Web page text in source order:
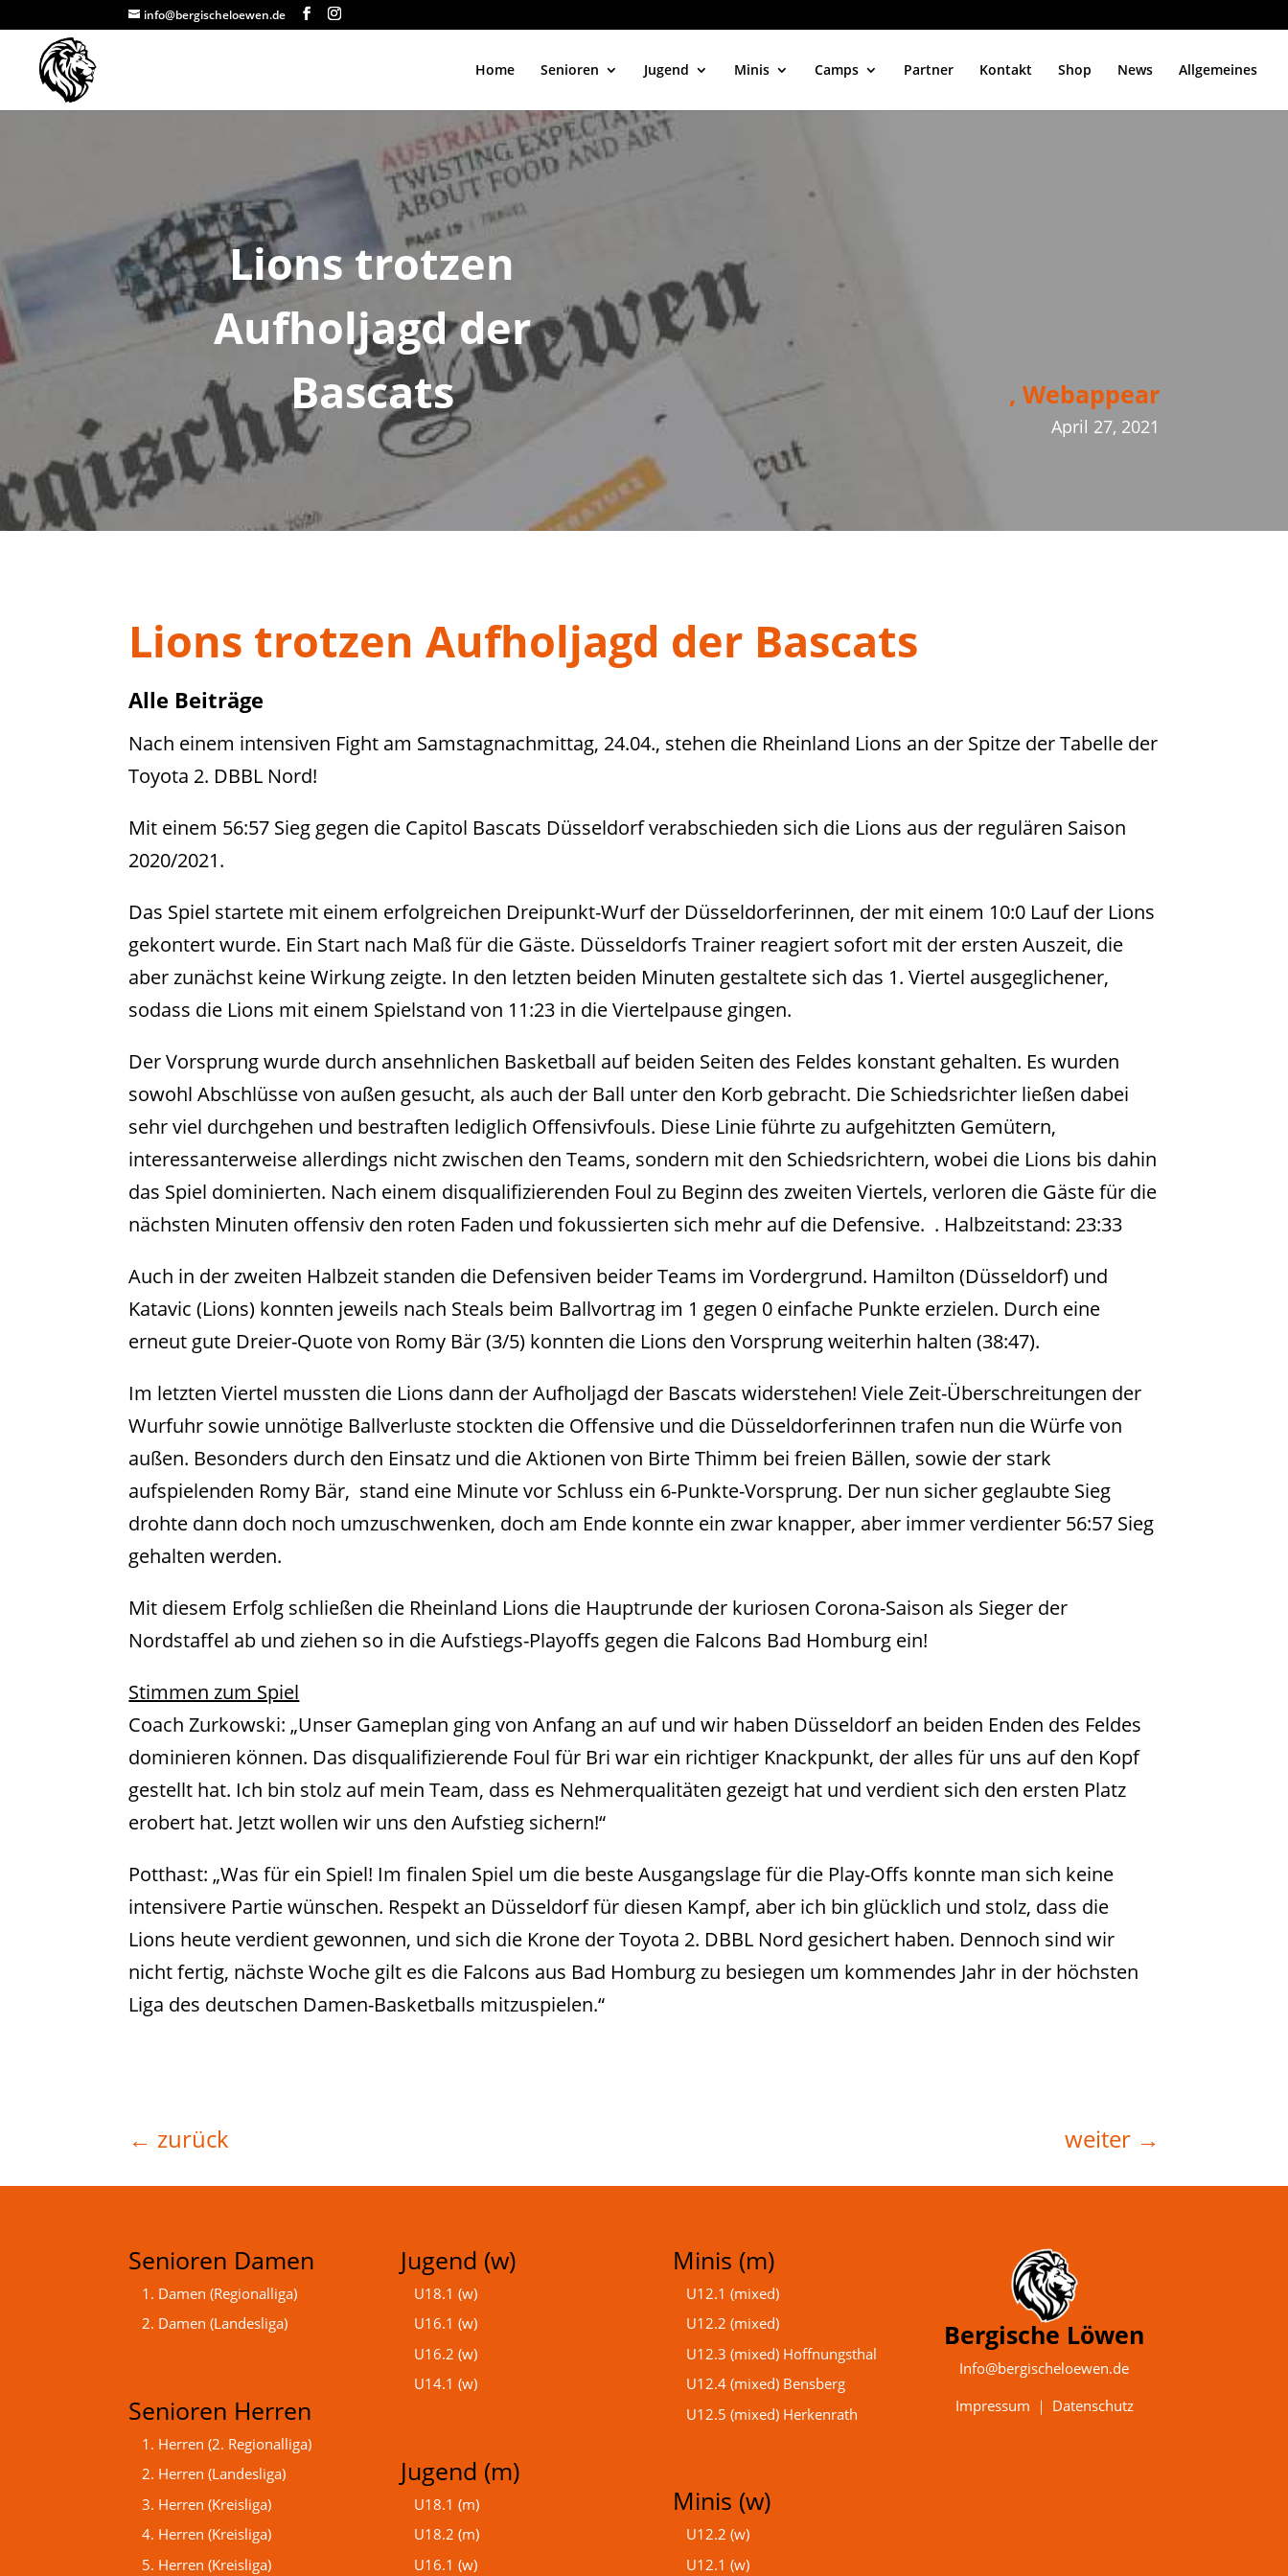
info@bergischeloewen.de
Home Senioren Jugend Minis Camps Partner Kontakt Shop News Allgemeines
Lions trotzen
Aufholjagd der
Bascats
, Webappear
April 27, 2021
Lions trotzen Aufholjagd der Bascats
Alle Beiträge
Nach einem intensiven Fight am Samstagnachmittag, 24.04., stehen die Rheinland Lions an der Spitze der Tabelle der
Toyota 2. DBBL Nord!
Mit einem 56:57 Sieg gegen die Capitol Bascats Düsseldorf verabschieden sich die Lions aus der regulären Saison
2020/2021.
Das Spiel startete mit einem erfolgreichen Dreipunkt-Wurf der Düsseldorferinnen, der mit einem 10:0 Lauf der Lions
gekontert wurde. Ein Start nach Maß für die Gäste. Düsseldorfs Trainer reagiert sofort mit der ersten Auszeit, die
aber zunächst keine Wirkung zeigte. In den letzten beiden Minuten gestaltete sich das 1. Viertel ausgeglichener,
sodass die Lions mit einem Spielstand von 11:23 in die Viertelpause gingen.
Der Vorsprung wurde durch ansehnlichen Basketball auf beiden Seiten des Feldes konstant gehalten. Es wurden
sowohl Abschlüsse von außen gesucht, als auch der Ball unter den Korb gebracht. Die Schiedsrichter ließen dabei
sehr viel durchgehen und bestraften lediglich Offensivfouls. Diese Linie führte zu aufgehitzten Gemütern,
interessanterweise allerdings nicht zwischen den Teams, sondern mit den Schiedsrichtern, wobei die Lions bis dahin
das Spiel dominierten. Nach einem disqualifizierenden Foul zu Beginn des zweiten Viertels, verloren die Gäste für die
nächsten Minuten offensiv den roten Faden und fokussierten sich mehr auf die Defensive. . Halbzeitstand: 23:33
Auch in der zweiten Halbzeit standen die Defensiven beider Teams im Vordergrund. Hamilton (Düsseldorf) und
Katavic (Lions) konnten jeweils nach Steals beim Ballvortrag im 1 gegen 0 einfache Punkte erzielen. Durch eine
erneut gute Dreier-Quote von Romy Bär (3/5) konnten die Lions den Vorsprung weiterhin halten (38:47).
Im letzten Viertel mussten die Lions dann der Aufholjagd der Bascats widerstehen! Viele Zeit-Überschreitungen der
Wurfuhr sowie unnötige Ballverluste stockten die Offensive und die Düsseldorferinnen trafen nun die Würfe von
außen. Besonders durch den Einsatz und die Aktionen von Birte Thimm bei freien Bällen, sowie der stark
aufspielenden Romy Bär, stand eine Minute vor Schluss ein 6-Punkte-Vorsprung. Der nun sicher geglaubte Sieg
drohte dann doch noch umzuschwenken, doch am Ende konnte ein zwar knapper, aber immer verdienter 56:57 Sieg
gehalten werden.
Mit diesem Erfolg schließen die Rheinland Lions die Hauptrunde der kuriosen Corona-Saison als Sieger der
Nordstaffel ab und ziehen so in die Aufstiegs-Playoffs gegen die Falcons Bad Homburg ein!
Stimmen zum Spiel
Coach Zurkowski: „Unser Gameplan ging von Anfang an auf und wir haben Düsseldorf an beiden Enden des Feldes
dominieren können. Das disqualifizierende Foul für Bri war ein richtiger Knackpunkt, der alles für uns auf den Kopf
gestellt hat. Ich bin stolz auf mein Team, dass es Nehmerqualitäten gezeigt hat und verdient sich den ersten Platz
erobert hat. Jetzt wollen wir uns den Aufstieg sichern!“
Potthast: „Was für ein Spiel! Im finalen Spiel um die beste Ausgangslage für die Play-Offs konnte man sich keine
intensivere Partie wünschen. Respekt an Düsseldorf für diesen Kampf, aber ich bin glücklich und stolz, dass die
Lions heute verdient gewonnen, und sich die Krone der Toyota 2. DBBL Nord gesichert haben. Dennoch sind wir
nicht fertig, nächste Woche gilt es die Falcons aus Bad Homburg zu besiegen um kommendes Jahr in der höchsten
Liga des deutschen Damen-Basketballs mitzuspielen.“
← zurück weiter→
Senioren Damen
1. Damen (Regionalliga)
2. Damen (Landesliga)
Senioren Herren
1. Herren (2. Regionalliga)
2. Herren (Landesliga)
3. Herren (Kreisliga)
4. Herren (Kreisliga)
5. Herren (Kreisliga)
Jugend (w)
U18.1 (w)
U16.1 (w)
U16.2 (w)
U14.1 (w)
Jugend (m)
U18.1 (m)
U18.2 (m)
U16.1 (w)
Minis (m)
U12.1 (mixed)
U12.2 (mixed)
U12.3 (mixed) Hoffnungsthal
U12.4 (mixed) Bensberg
U12.5 (mixed) Herkenrath
Minis (w)
U12.2 (w)
U12.1 (w)
Bergische Löwen
Info@bergischeloewen.de
Impressum ｜ Datenschutz